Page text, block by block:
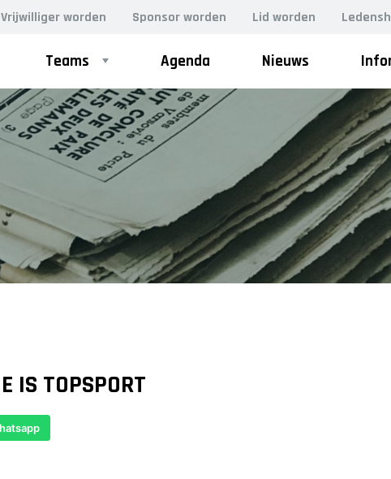
Vrijwilliger worden Sponsor worden Lid worden
Teams
RECREANTEN
Dames Midweek 1
Dames Midweek 2
Agenda Nieuws
IS TOPSPORT